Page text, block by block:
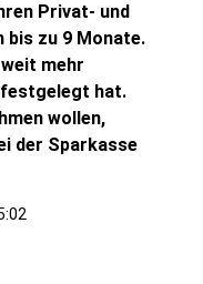
Privat- und
bis zu 9 Monate.
mehr
hat.
wollen,
der Sparkasse